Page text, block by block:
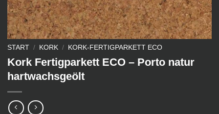
START / KORK / KORK-FERTIGPARKETT ECO
Kork Fertigparkett ECO – Porto natur
hartwachsgeölt